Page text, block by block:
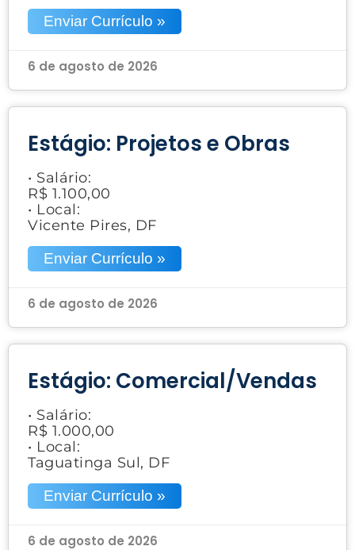
Enviar Currículo »
6 de agosto de 2026
Estágio: Projetos e Obras
• Salário:
R$ 1.100,00
• Local:
Vicente Pires, DF
Enviar Currículo »
6 de agosto de 2026
Estágio: Comercial/Vendas
• Salário:
R$ 1.000,00
• Local:
Taguatinga Sul, DF
Enviar Currículo »
6 de agosto de 2026